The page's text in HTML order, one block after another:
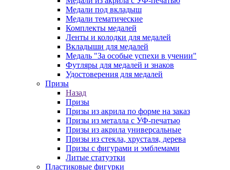
Медали под вкладыш
Медали тематические
Комплекты медалей
Ленты и колодки для медалей
Вкладыши для медалей
Медаль "За особые успехи в учении"
Футляры для медалей и знаков
Удостоверения для медалей
Призы
Назад
Призы
Призы из акрила по форме на заказ
Призы из металла с УФ-печатью
Призы из акрила универсальные
Призы из стекла, хрусталя, дерева
Призы с фигурами и эмблемами
Литые статуэтки
Пластиковые фигурки